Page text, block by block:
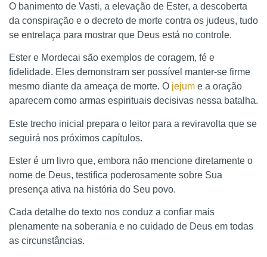
O banimento de Vasti, a elevação de Ester, a descoberta
da conspiração e o decreto de morte contra os judeus, tudo
se entrelaça para mostrar que Deus está no controle.
Ester e Mordecai são exemplos de coragem, fé e
fidelidade. Eles demonstram ser possível manter-se firme
mesmo diante da ameaça de morte. O jejum e a oração
aparecem como armas espirituais decisivas nessa batalha.
Este trecho inicial prepara o leitor para a reviravolta que se
seguirá nos próximos capítulos.
Ester é um livro que, embora não mencione diretamente o
nome de Deus, testifica poderosamente sobre Sua
presença ativa na história do Seu povo.
Cada detalhe do texto nos conduz a confiar mais
plenamente na soberania e no cuidado de Deus em todas
as circunstâncias.